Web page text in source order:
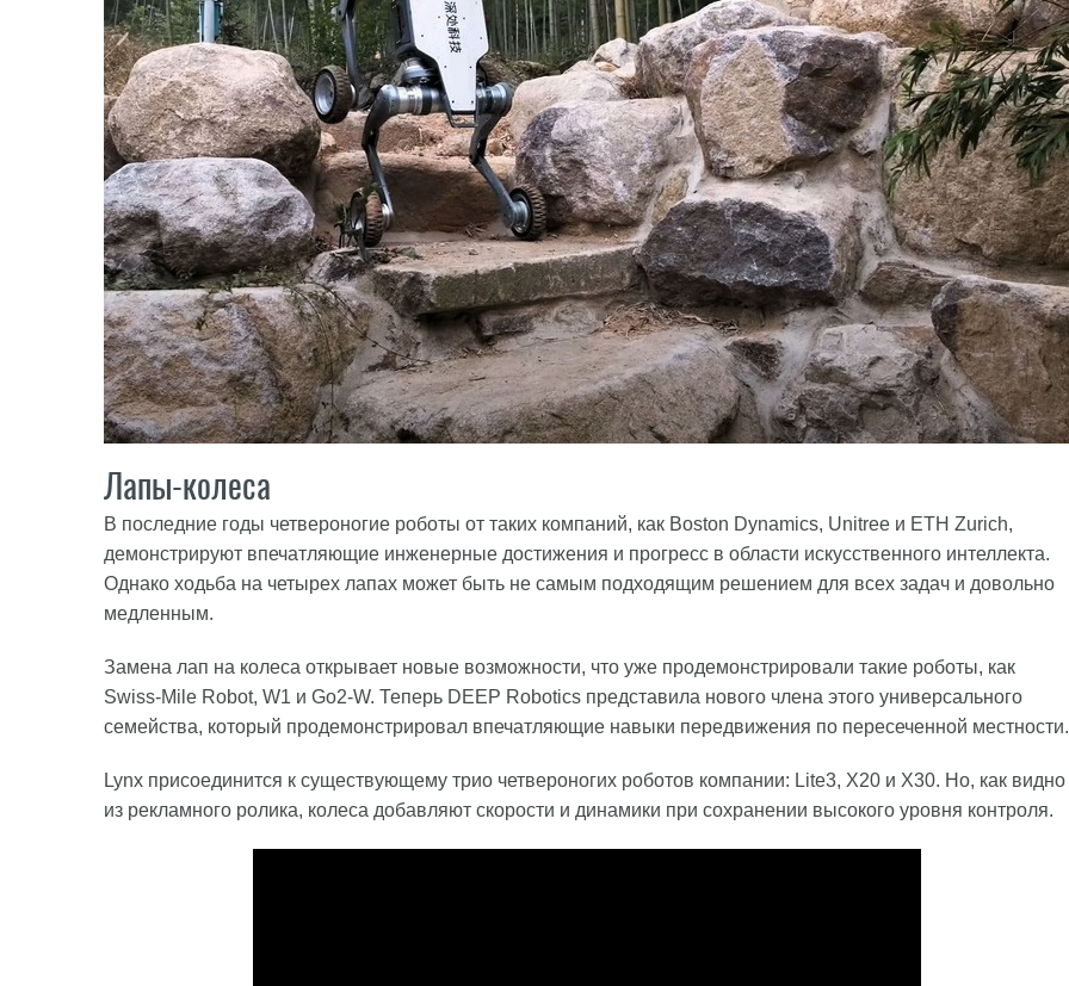
Лапы-колеса
В последние годы четвероногие роботы от таких компаний, как Boston Dynamics, Unitree и ETH Zurich,
демонстрируют впечатляющие инженерные достижения и прогресс в области искусственного интеллекта.
Однако ходьба на четырех лапах может быть не самым подходящим решением для всех задач и довольно
медленным.
Замена лап на колеса открывает новые возможности, что уже продемонстрировали такие роботы, как
Swiss-Mile Robot, W1 и Go2-W. Теперь DEEP Robotics представила нового члена этого универсального
семейства, который продемонстрировал впечатляющие навыки передвижения по пересеченной местности.
Lynx присоединится к существующему трио четвероногих роботов компании: Lite3, X20 и X30. Но, как видно
из рекламного ролика, колеса добавляют скорости и динамики при сохранении высокого уровня контроля.